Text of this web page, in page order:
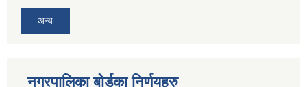
अन्य
नगरपालिका बोर्डका निर्णयहरु